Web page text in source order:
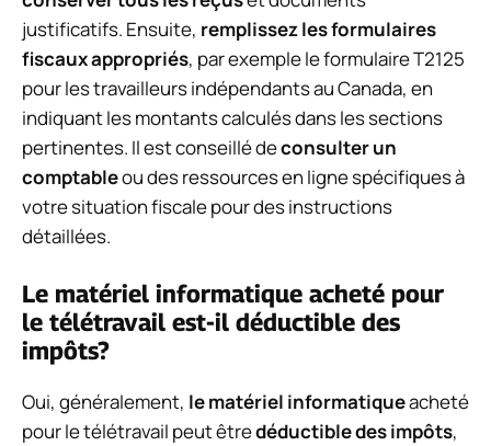
justificatifs. Ensuite, remplissez les formulaires
fiscaux appropriés, par exemple le formulaire T2125
pour les travailleurs indépendants au Canada, en
indiquant les montants calculés dans les sections
pertinentes. Il est conseillé deconsulter un
comptableou des ressources en ligne spécifiques à
votre situation fiscale pour des instructions
détaillées.
Le matériel informatique acheté pour
le télétravail est-il déductible des
impôts?
Oui, généralement, le matériel informatiqueacheté
pour le télétravail peut êtredéductible des impôts,